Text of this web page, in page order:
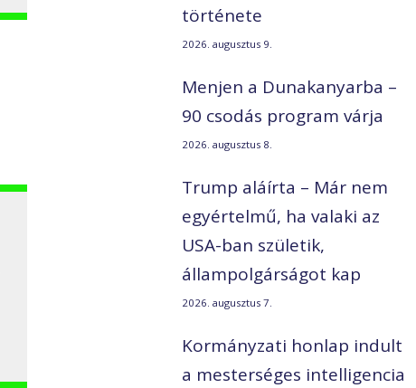
története
2026. augusztus 9.
Menjen a Dunakanyarba –
90 csodás program várja
2026. augusztus 8.
Trump aláírta – Már nem
egyértelmű, ha valaki az
USA-ban születik,
állampolgárságot kap
2026. augusztus 7.
Kormányzati honlap indult
a mesterséges intelligencia